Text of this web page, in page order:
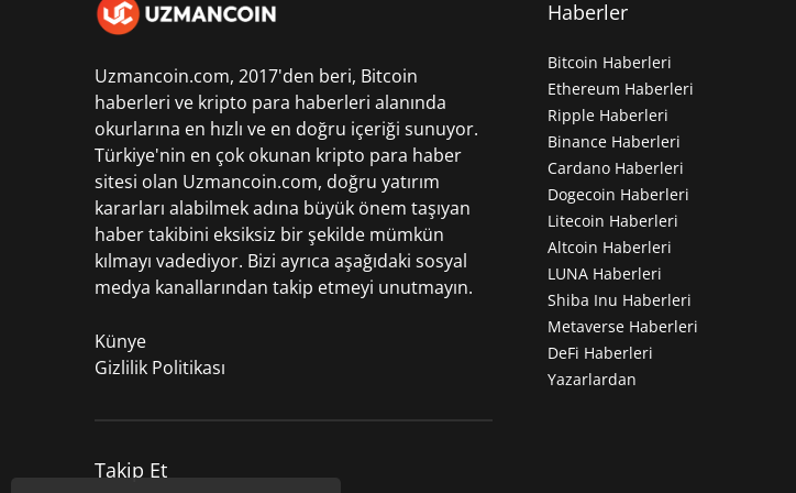
Uzmancoin.com, 2017'den beri, Bitcoin
haberleri ve kripto para haberleri alanında
okurlarına en hızlı ve en doğru içeriği sunuyor.
Türkiye'nin en çok okunan kripto para haber
sitesi olan Uzmancoin.com, doğru yatırım
kararları alabilmek adına büyük önem taşıyan
haber takibini eksiksiz bir şekilde mümkün
kılmayı vadediyor. Bizi ayrıca aşağıdaki sosyal
medya kanallarından takip etmeyi unutmayın.
Künye
Gizlilik Politikası
Takip Et
Haberler
Bitcoin Haberleri
Ethereum Haberleri
Ripple Haberleri
Binance Haberleri
Cardano Haberleri
Dogecoin Haberleri
Litecoin Haberleri
Altcoin Haberleri
LUNA Haberleri
Shiba Inu Haberleri
Metaverse Haberleri
DeFi Haberleri
Yazarlardan